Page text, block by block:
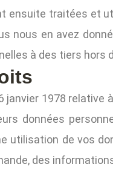
ensuite traitées et
nous en avez
à des tiers hors
1978
données
utilisation de vos
des